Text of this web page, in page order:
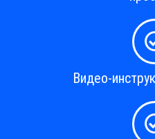
Видео-